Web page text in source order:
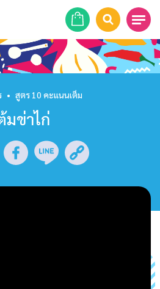
• สูตร 10 คะแนนเต็ม
มข่าไก่